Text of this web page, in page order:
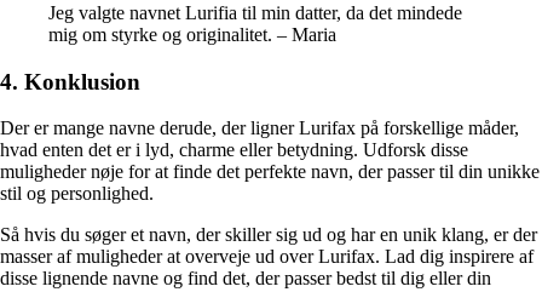
Jeg valgte navnet Lurifia til min datter, da det mindede
mig om styrke og originalitet. – Maria
4. Konklusion
Der er mange navne derude, der ligner Lurifax på forskellige måder,
hvad enten det er i lyd, charme eller betydning. Udforsk disse
muligheder nøje for at finde det perfekte navn, der passer til din unikke
stil og personlighed.
Så hvis du søger et navn, der skiller sig ud og har en unik klang, er der
masser af muligheder at overveje ud over Lurifax. Lad dig inspirere af
disse lignende navne og find det, der passer bedst til dig eller din